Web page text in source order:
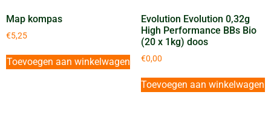
Map kompas
€5,25
Toevoegen aan winkelwagen
Evolution Evolution 0,32g
High Performance BBs Bio
(20 x 1kg) doos
€0,00
Toevoegen aan winkelwagen